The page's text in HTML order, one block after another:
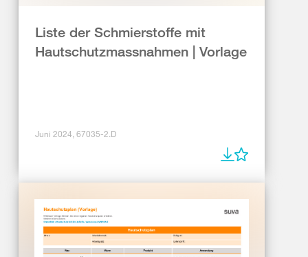
Liste der Schmierstoffe mit
Hautschutzmassnahmen | Vorlage
Juni 2024, 67035-2.D